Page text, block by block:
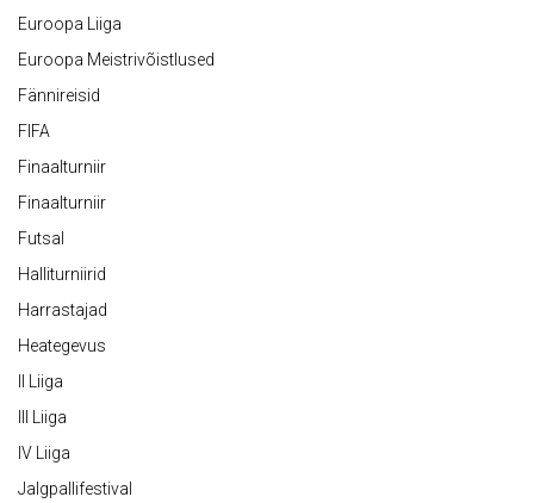
Euroopa Liiga
Euroopa Meistrivõistlused
Fännireisid
FIFA
Finaalturniir
Finaalturniir
Futsal
Halliturniirid
Harrastajad
Heategevus
II Liiga
III Liiga
IV Liiga
Jalgpallifestival